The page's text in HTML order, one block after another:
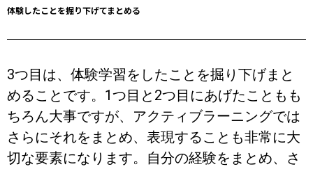
体験したことを掘り下げてまとめる
3つ目は、体験学習をしたことを掘り下げまと
めることです。1つ目と2つ目にあげたこともも
ちろん大事ですが、アクティブラーニングでは
さらにそれをまとめ、表現することも非常に大
切な要素になります。自分の経験をまとめ、さ